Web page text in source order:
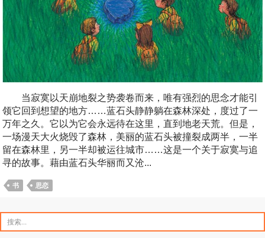
当寂寞以天崩地裂之势袭卷而来，唯有强烈的思念才能引
领它回到想望的地方……蓝石头静静躺在森林深处，度过了一
万年之久。它以为它会永远待在这里，直到地老天荒。但是，
一场漫天大火烧毁了森林，美丽的蓝石头被撞裂成两半，一半
留在森林里，另一半却被运往城市……这是一个关于寂寞与追
寻的故事。藉由蓝石头华丽而又沧...
书 思恋
索：